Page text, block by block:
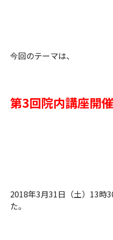
今回のテーマは、
第3回院内講座開
2018年3月31日（土）13時
た。